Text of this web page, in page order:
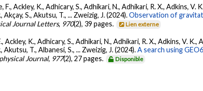
Ackley, K., Adhicary, S., Adhikari, N., Adhikari, R. X., Adkins, V.
Akçay, S., Akutsu, T., ... Zweizig, J. (2024).Observation of
Journal Letters, 970(2), 39 pages. Lien externe
K., Adhicary, S., Adhikari, N., Adhikari, R. X., Adkins, V.
Akutsu, T., Albanesi, S., ... Zweizig, J. (2024).A search using
Journal, 977(2), 27 pages. Disponible